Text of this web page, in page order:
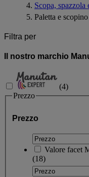
Scopa, spazzola
Paletta e scopino
Filtra per
Il nostro marchio
(4)
Prezzo
Prezzo
Valore facet
(18)